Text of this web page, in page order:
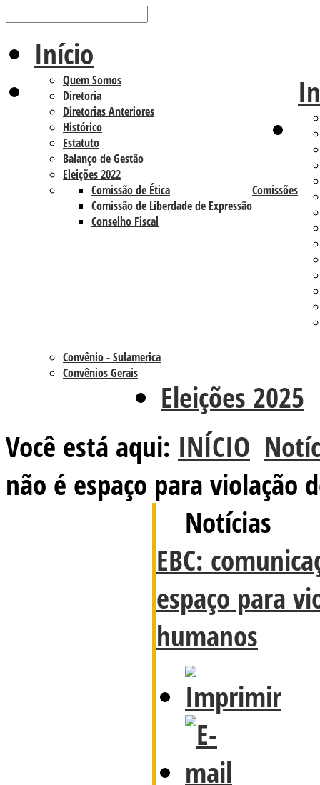
Início
Quem Somos
Diretoria
Diretorias Anteriores
Histórico
Estatuto
Balanço de Gestão
Eleições 2022
Comissões
Comissão de Ética
Comissão de Liberdade de Expressão
Conselho Fiscal
Convênio - Sulamerica
Convênios Gerais
Eleições 2025
Você está aqui: INÍCIO
não é espaço para violação
Notícias
EBC:
espaço para
humanos